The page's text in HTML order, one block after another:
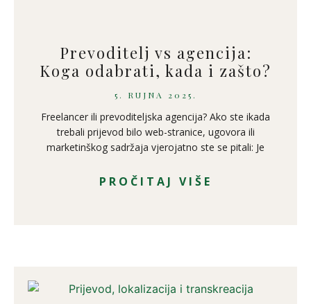
Prevoditelj vs agencija:
Koga odabrati, kada i zašto?
5. RUJNA 2025.
Freelancer ili prevoditeljska agencija? Ako ste ikada
trebali prijevod bilo web-stranice, ugovora ili
marketinškog sadržaja vjerojatno ste se pitali: Je
PROČITAJ VIŠE